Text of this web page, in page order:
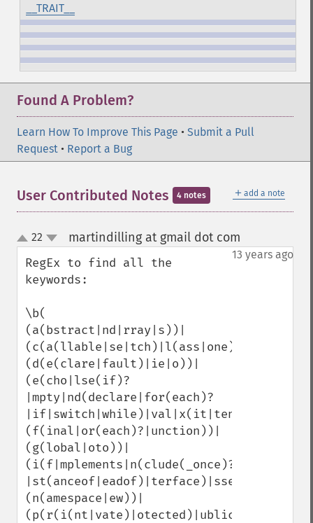
__TRAIT__
Found A Problem?
Learn How To Improve This Page • Submit a Pull
Request • Report a Bug
＋ add a note
User Contributed Notes 4 notes
up
down
22 martindilling at gmail dot com
13 years ago
RegEx to find all the
keywords:
\b(
(a(bstract|nd|rray|s))|
(d(e(clare|fault)|ie|o))|
(e(cho|lse(if)?
|mpty|nd(declare|for(each)?
|if|switch|while)|val|x(it|tends)))|
(f(inal|or(each)?|unction))|
(g(lobal|oto))|
(i(f|mplements|n(clude(_once)?
|st(anceof|eadof)|terface)|sset))|
(n(amespace|ew))|
(p(r(i(nt|vate)|otected)|ublic))|